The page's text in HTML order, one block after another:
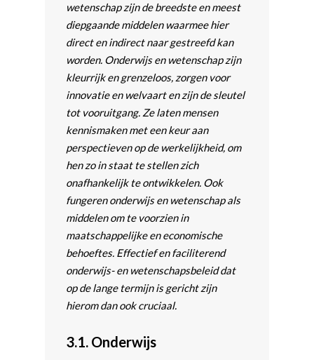
wetenschap zijn de breedste en meest
diepgaande middelen waarmee hier
direct en indirect naar gestreefd kan
worden. Onderwijs en wetenschap zijn
kleurrijk en grenzeloos, zorgen voor
innovatie en welvaart en zijn de sleutel
tot vooruitgang. Ze laten mensen
kennismaken met een keur aan
perspectieven op de werkelijkheid, om
hen zo in staat te stellen zich
onafhankelijk te ontwikkelen. Ook
fungeren onderwijs en wetenschap als
middelen om te voorzien in
maatschappelijke en economische
behoeftes. Effectief en faciliterend
onderwijs- en wetenschapsbeleid dat
op de lange termijn is gericht zijn
hierom dan ook cruciaal.
3.1. Onderwijs